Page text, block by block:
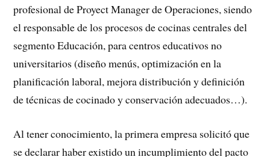
profesional de Proyect Manager de Operaciones, siendo
el responsable de los procesos de cocinas centrales del
segmento Educación, para centros educativos no
universitarios (diseño menús, optimización en la
planificación laboral, mejora distribución y definición
de técnicas de cocinado y conservación adecuados…).
Al tener conocimiento, la primera empresa solicitó que
se declarar haber existido un incumplimiento del pacto